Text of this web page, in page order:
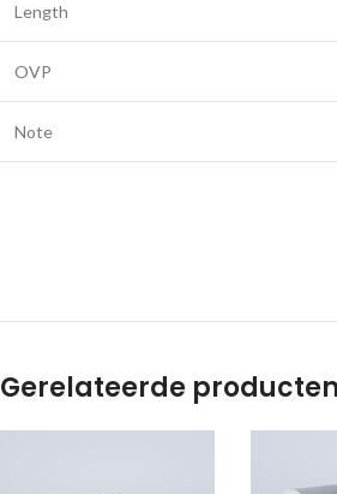
Length
OVP
Note
Gerelateerde producten